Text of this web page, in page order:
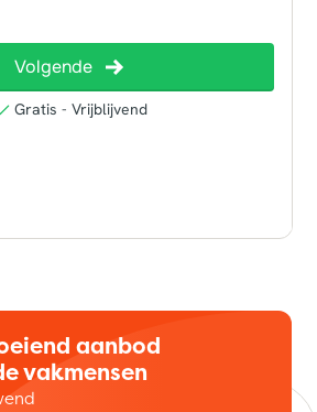
aanbod
vakmensen